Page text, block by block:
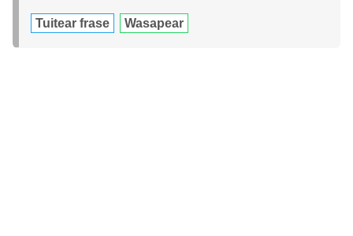
Tuitear frase Wasapear